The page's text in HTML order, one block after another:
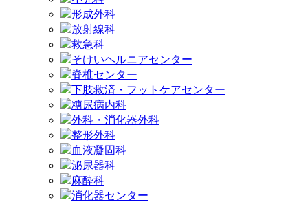
形成外科
放射線科
救急科
そけいヘルニアセンター
脊椎センター
下肢救済・フットケアセンター
糖尿病内科
外科・消化器外科
整形外科
血液凝固科
泌尿器科
麻酔科
消化器センター